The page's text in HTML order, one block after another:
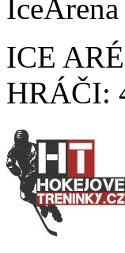
ICE
HRÁČI: